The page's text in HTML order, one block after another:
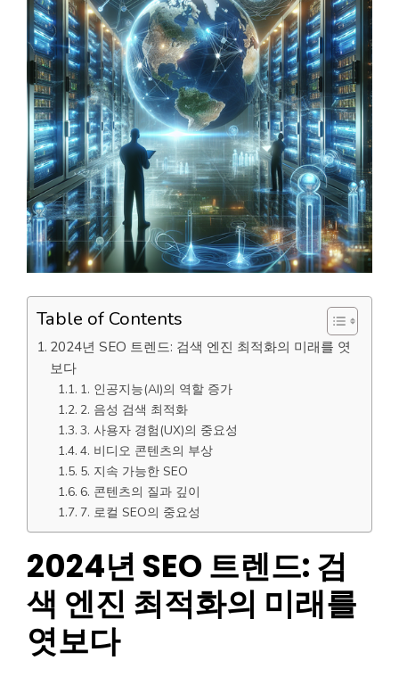
Table of Contents
2024년 SEO 트렌드: 검색 엔진 최적화의 미래를 엿
보다
1. 인공지능(AI)의 역할 증가
2. 음성 검색 최적화
3. 사용자 경험(UX)의 중요성
4. 비디오 콘텐츠의 부상
5. 지속 가능한 SEO
6. 콘텐츠의 질과 깊이
7. 로컬 SEO의 중요성
2024년 SEO 트렌드: 검
색 엔진 최적화의 미래를
엿보다